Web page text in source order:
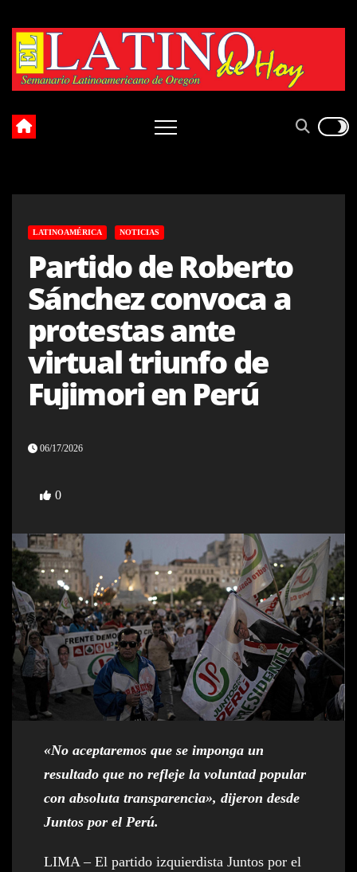
content
LATINOAMÉRICA NOTICIAS
Partido de Roberto
Sánchez convoca a
protestas ante
virtual triunfo de
Fujimori en Perú
06/17/2026
0
«No aceptaremos que se imponga un
resultado que no refleje la voluntad popular
con absoluta transparencia», dijeron desde
Juntos por el Perú.
LIMA – El partido izquierdista Juntos por el